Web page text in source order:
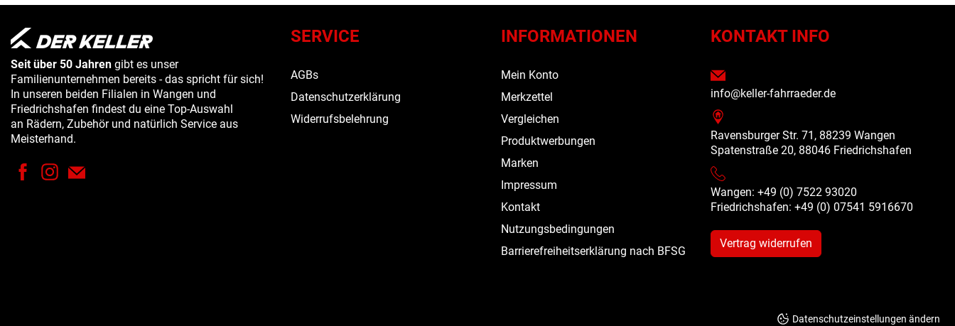
Seit über 50 Jahren gibt es unser
Familienunternehmen bereits - das spricht für sich!
In unseren beiden Filialen in Wangen und
Friedrichshafen findest du eine Top-Auswahl
an Rädern, Zubehör und natürlich Service aus
Meisterhand.
SERVICE
AGBs
Datenschutzerklärung
Widerrufsbelehrung
INFORMATIONEN
Mein Konto
Merkzettel
Vergleichen
Produktwerbungen
Marken
Impressum
Kontakt
Nutzungsbedingungen
Barrierefreiheitserklärung nach BFSG
KONTAKT INFO
info@keller-fahrraeder.de
Ravensburger Str. 71, 88239 Wangen
Spatenstraße 20, 88046 Friedrichshafen
Wangen: +49 (0) 7522 93020
Friedrichshafen: +49 (0)07541 5916670
Vertrag widerrufen
Datenschutzeinstellungen ändern